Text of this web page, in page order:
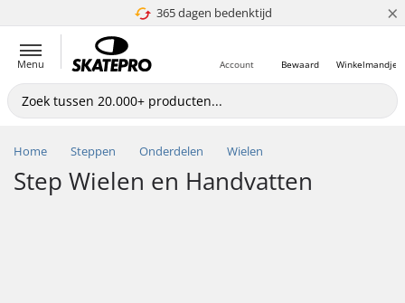
365 dagen bedenktijd
4.8 van 5 ×
Menu Winkelmandje
Bewaard
Account
Home Steppen Onderdelen Wielen
Step Wielen en Handvatten